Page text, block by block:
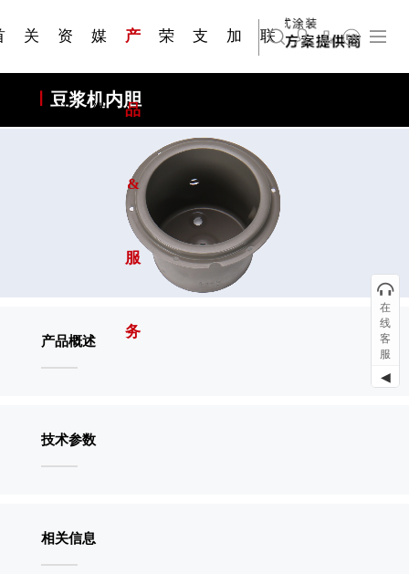
关
发展大事记
资
讯
媒
体
产
品
&
服
务
荣
支
加
联
上海苏古德智能设备有限公司
English
豆浆机内胆
产品概述
技术参数
相关信息
在
线
客
服
◀